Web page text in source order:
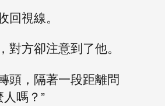
回視線。
對方卻注意到了他。
頭，隔著一段距離問
嗎？”